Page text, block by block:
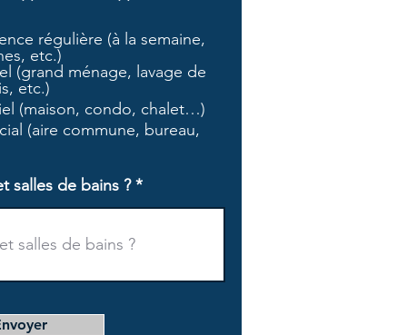
i
a
o
i
régulière (à la semaine,
etc.)
(grand ménage, lavage de
etc.)
(maison, condo, chalet…)
(aire commune, bureau,
salles de bains ?